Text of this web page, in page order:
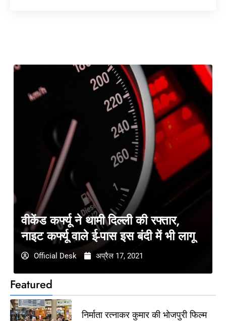
Featured
निर्माता रत्नाकर कुमार की भोजपुरी फिल्म
वीकेंड कर्फ्यू ने थामी दिल्ली की रफ्तार,
नाइट कर्फ्यू वाले ई-पास इस बंदी में भी लागू
Official Desk अप्रैल 17, 2021